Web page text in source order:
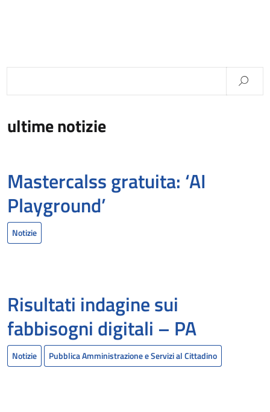
ultime notizie
Mastercalss gratuita: ‘AI
Playground’
Notizie
Risultati indagine sui
fabbisogni digitali – PA
Notizie Pubblica Amministrazione e Servizi al Cittadino